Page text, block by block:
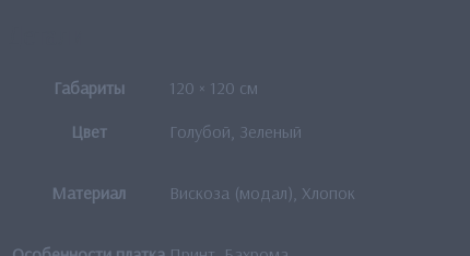
Габариты
120 × 120 см
Цвет
Голубой, Зеленый
Материал Вискоза (модал), Хлопок